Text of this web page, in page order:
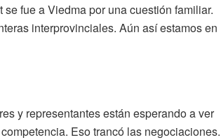
fue a Viedma por una cuestión familiar.
interprovinciales. Aún así estamos en
y representantes están esperando a ver
Eso trancó las negociaciones.